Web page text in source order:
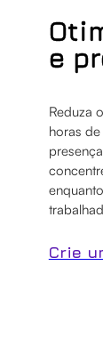
e
Reduza
horas
Crie